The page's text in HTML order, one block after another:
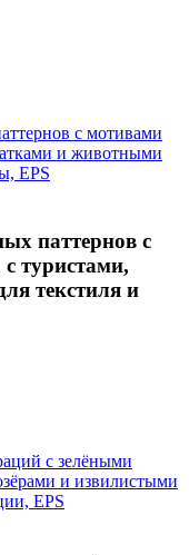
паттернов с
туристами,
текстиля и